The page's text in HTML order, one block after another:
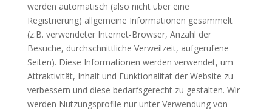
werden automatisch (also nicht über eine
Registrierung) allgemeine Informationen gesammelt
(z.B. verwendeter Internet-Browser, Anzahl der
Besuche, durchschnittliche Verweilzeit, aufgerufene
Seiten). Diese Informationen werden verwendet, um
Attraktivität, Inhalt und Funktionalität der Website zu
verbessern und diese bedarfsgerecht zu gestalten. Wir
werden Nutzungsprofile nur unter Verwendung von